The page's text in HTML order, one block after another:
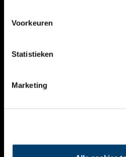
Voorkeuren
Statistieken
Marketing
KALENDER
THEMA’S
VIDEO’S
CONTACT